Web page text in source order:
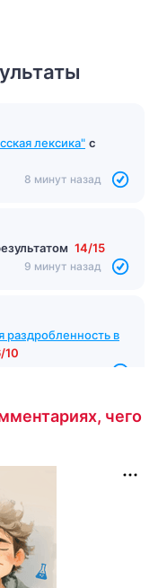
лексика" с
8 минут назад
14/15
9 минут назад
раздробленность в
10
чего